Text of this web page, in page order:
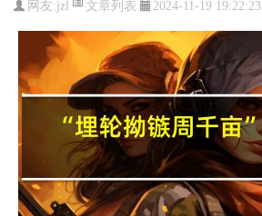
网友:jzl 文章列表 2024-11-19 19:22:23